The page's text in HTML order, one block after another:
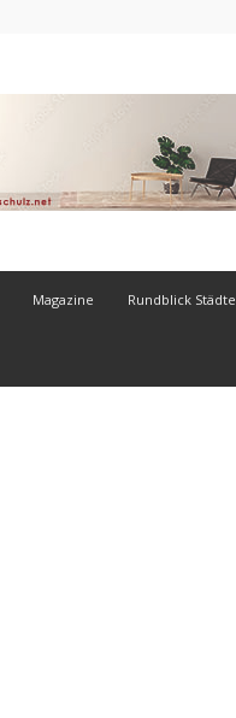
Magazine Rundblick Städte